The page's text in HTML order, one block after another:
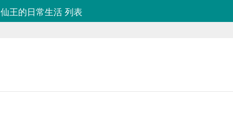
仙王的日常生活 列表